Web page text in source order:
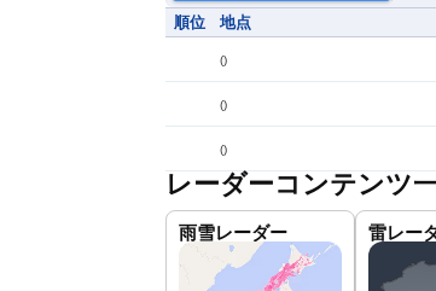
順位 地点
()
()
()
レーダーコンテンツ
雨雪レーダー 雷レー